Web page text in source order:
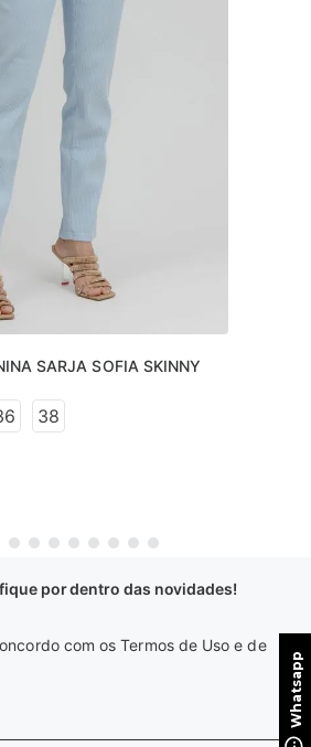
SARJA SOFIA SKINNY
38
por dentro das novidades!
com os Termos de Uso e de